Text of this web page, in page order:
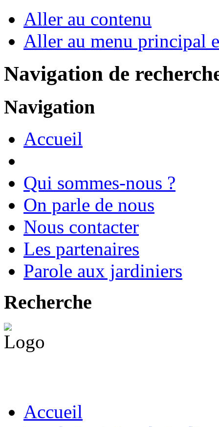
Aller au contenu
Aller au menu principal
Navigation de
Navigation
Accueil
Qui sommes-nous ?
On parle de nous
Nous contacter
Les partenaires
Parole aux jardiniers
Recherche
Accueil